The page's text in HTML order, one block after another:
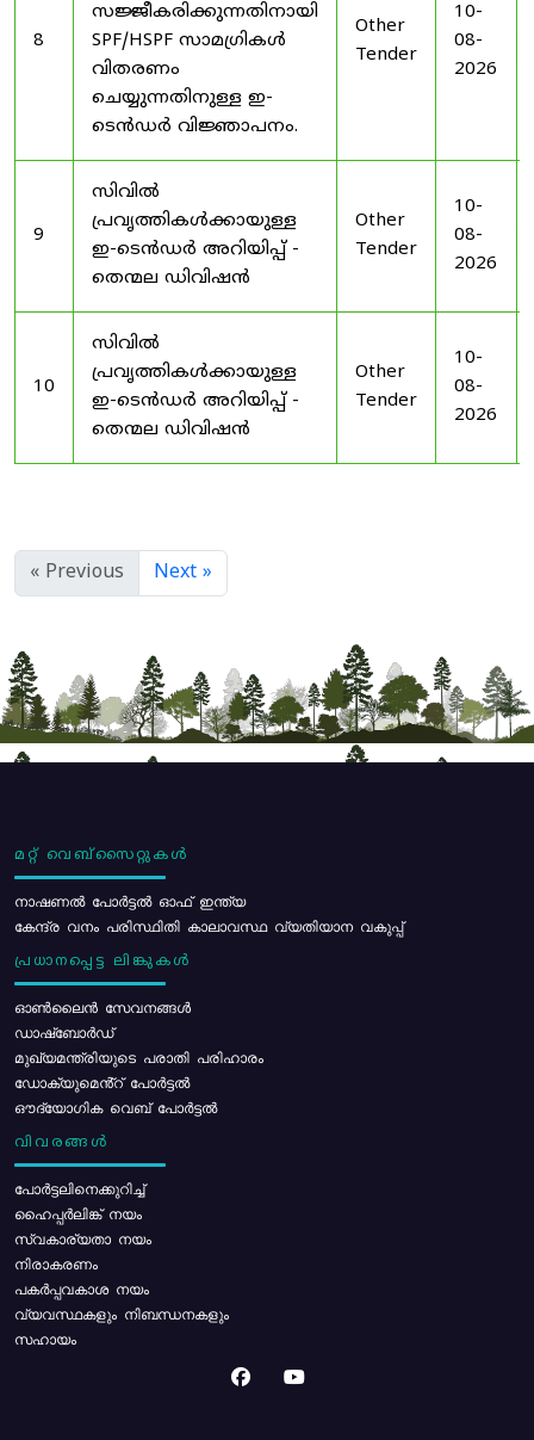
8
സജ്ജീകരിക്കുന്നതിനായി
SPF/HSPF സാമഗ്രികൾ
വിതരണം
ചെയ്യുന്നതിനുള്ള ഇ-
ടെൻഡർ വിജ്ഞാപനം.
Other
Tender
10-
08-
2026
9
സിവിൽ
പ്രവൃത്തികൾക്കായുള്ള
ഇ-ടെൻഡർ അറിയിപ്പ് -
തെന്മല ഡിവിഷൻ
Other
Tender
10-
08-
2026
10
സിവിൽ
പ്രവൃത്തികൾക്കായുള്ള
ഇ-ടെൻഡർ അറിയിപ്പ് -
തെന്മല ഡിവിഷൻ
Other
Tender
10-
08-
2026
« Previous Next »
മറ്റ് വെബ്സൈറ്റുകൾ
നാഷണൽ പോർട്ടൽ ഓഫ് ഇന്ത്യ
കേന്ദ്ര വനം പരിസ്ഥിതി കാലാവസ്ഥ വ്യതിയാന വകുപ്പ്
പ്രധാനപ്പെട്ട ലിങ്കുകൾ
ഓൺലൈൻ സേവനങ്ങൾ
ഡാഷ്ബോർഡ്
മുഖ്യമന്ത്രിയുടെ പരാതി പരിഹാരം
ഡോക്യുമെൻ്റ് പോർട്ടൽ
ഔദ്യോഗിക വെബ് പോർട്ടൽ
വിവരങ്ങൾ
പോര്‍ട്ടലിനെക്കുറിച്ച്
ഹൈപ്പർലിങ്ക് നയം
സ്വകാര്യതാ നയം
നിരാകരണം
പകർപ്പവകാശ നയം
വ്യവസ്ഥകളും നിബന്ധനകളും
സഹായം